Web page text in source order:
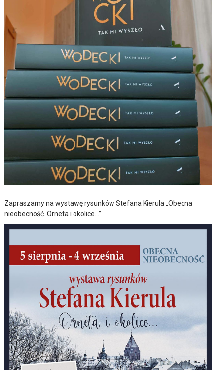
Zapraszamy na wystawę rysunków Stefana Kierula „Obecna
nieobecność. Orneta i okolice…”